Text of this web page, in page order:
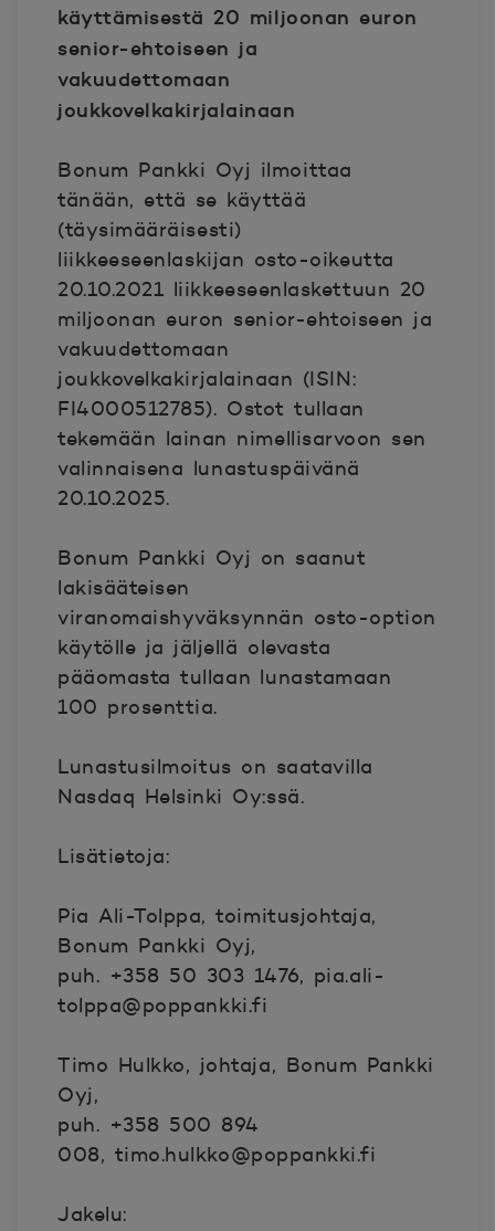
käyttämisestä 20 miljoonan euron
senior-ehtoiseen ja
vakuudettomaan
joukkovelkakirjalainaan
Bonum Pankki Oyj ilmoittaa
tänään, että se käyttää
(täysimääräisesti)
liikkeeseenlaskijan osto-oikeutta
20.10.2021 liikkeeseenlaskettuun 20
miljoonan euron senior-ehtoiseen ja
vakuudettomaan
joukkovelkakirjalainaan (ISIN:
FI4000512785). Ostot tullaan
tekemään lainan nimellisarvoon sen
valinnaisena lunastuspäivänä
20.10.2025.
Bonum Pankki Oyj on saanut
lakisääteisen
viranomaishyväksynnän osto-option
käytölle ja jäljellä olevasta
pääomasta tullaan lunastamaan
100 prosenttia.
Lunastusilmoitus on saatavilla
Nasdaq Helsinki Oy:ssä.
Lisätietoja:
Pia Ali-Tolppa, toimitusjohtaja,
Bonum Pankki Oyj,
puh. +358 50 303 1476, pia.ali-
tolppa@poppankki.fi
Timo Hulkko, johtaja, Bonum Pankki
Oyj,
puh. +358 500 894
008, timo.hulkko@poppankki.fi
Jakelu: